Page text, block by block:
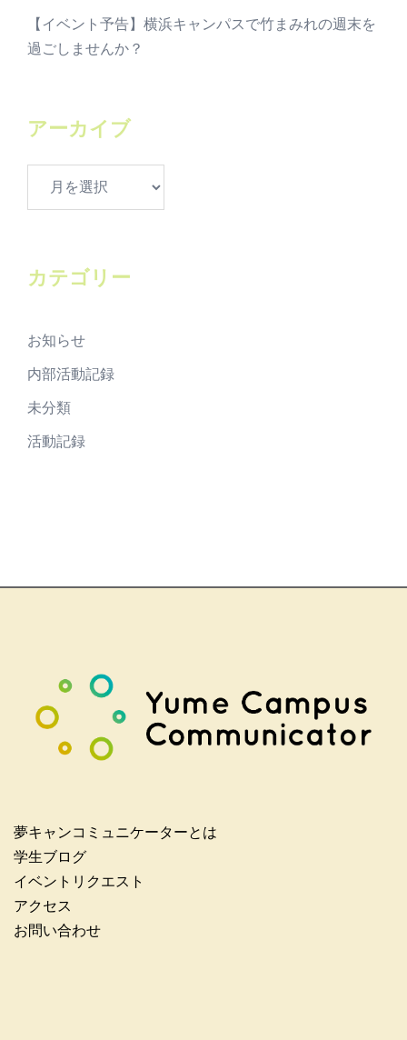
【イベント予告】横浜キャンパスで竹まみれの週末を
過ごしませんか？
アーカイブ
ブ
カテゴリー
お知らせ
内部活動記録
未分類
活動記録
夢キャンコミュニケーターとは
学生ブログ
イベントリクエスト
アクセス
お問い合わせ